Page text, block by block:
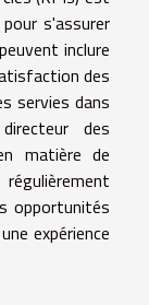
s'assurer
inclure
des
servies dans
des
matière de
opportunités
expérience